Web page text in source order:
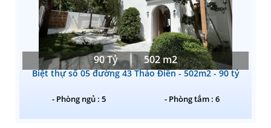
90 Tỷ 502 m2
Biệt thự số 05 đường 43 Thảo Điền - 502m2 - 90 tỷ
- Phòng ngủ : 5 - Phòng tắm : 6